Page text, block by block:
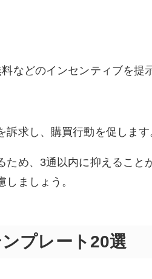
などのインセンティブを提
求し、購買行動を促します
め、3通以内に抑えること
ましょう。
プレート20選